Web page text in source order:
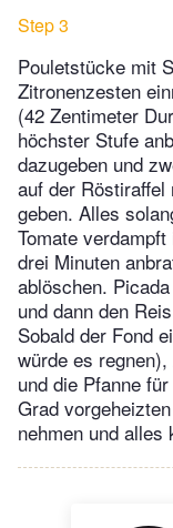
Step 3
Pouletstücke mit
Zitronenzesten
(42 Zentimeter
höchster Stufe
dazugeben und
auf der Röstiraffel
geben. Alles
Tomate
drei Minuten
ablöschen.
und dann den
Sobald der Fond
würde es
und die Pfanne
Grad
nehmen und